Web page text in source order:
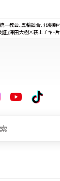
統一教会、五輪談合、北朝
」澤田大樹×荻上チキ・